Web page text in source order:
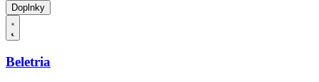
Doplnky
Beletria